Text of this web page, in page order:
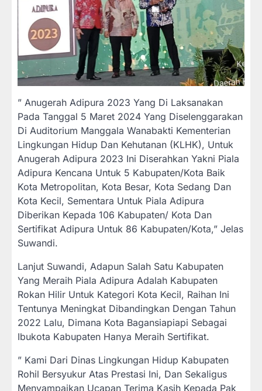
” Anugerah Adipura 2023 Yang Di Laksanakan
Pada Tanggal 5 Maret 2024 Yang Diselenggarakan
Di Auditorium Manggala Wanabakti Kementerian
Lingkungan Hidup Dan Kehutanan (KLHK), Untuk
Anugerah Adipura 2023 Ini Diserahkan Yakni Piala
Adipura Kencana Untuk 5 Kabupaten/Kota Baik
Kota Metropolitan, Kota Besar, Kota Sedang Dan
Kota Kecil, Sementara Untuk Piala Adipura
Diberikan Kepada 106 Kabupaten/ Kota Dan
Sertifikat Adipura Untuk 86 Kabupaten/Kota,” Jelas
Suwandi.
Lanjut Suwandi, Adapun Salah Satu Kabupaten
Yang Meraih Piala Adipura Adalah Kabupaten
Rokan Hilir Untuk Kategori Kota Kecil, Raihan Ini
Tentunya Meningkat Dibandingkan Dengan Tahun
2022 Lalu, Dimana Kota Bagansiapiapi Sebagai
Ibukota Kabupaten Hanya Meraih Sertifikat.
” Kami Dari Dinas Lingkungan Hidup Kabupaten
Rohil Bersyukur Atas Prestasi Ini, Dan Sekaligus
Menyampaikan Ucapan Terima Kasih Kepada Pak